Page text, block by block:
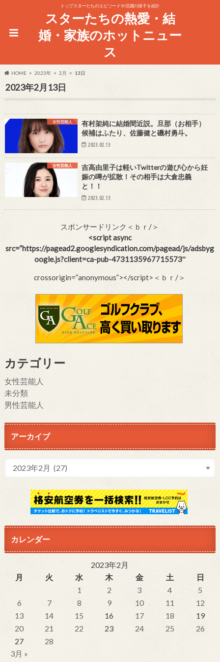
トップスターたちのエピソードや活躍の様子を紹介
スターたちの熱愛・結
婚・家族のホットニュー
ス
HOME 2023年 2月 13日
2023年2月13日
女性芸能人
有村架純に結婚間近説。旦那（お相手）
候補はふたり、佐藤健と磯村勇斗。
2023.02.13
女性芸能人
吉高由里子は軽いTwitterの遊び心から妊
娠の噂が拡散！その相手は大倉忠義
と！！
2023.02.13
スポンサードリンク＜ｂｒ/＞
<script async
src=”https://pagead2.googlesyndication.com/pagead/js/adsbyg
oogle.js?client=ca-pub-4731135967715573″
crossorigin=”anonymous”></script>＜ｂｒ/＞
カテゴリー
女性芸能人
未分類
男性芸能人
アーカイブ
カレンダー
2023年2月
月
火 水 木 金 土
日
1
2 3 4
5
6
7 8 9 10 11
12
13
14 15 16 17 18
19
20
21 22 23 24 25
26
27
28
3月 »